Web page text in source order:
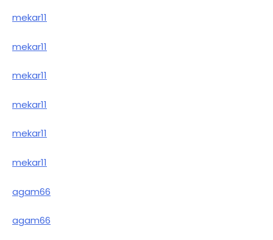
mekar11
mekar11
mekar11
mekar11
mekar11
mekar11
agam66
agam66